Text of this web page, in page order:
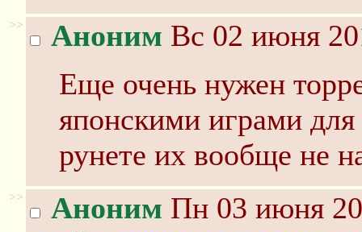
>> Аноним Вс 02 июня
Еще очень нужен
японскими играми
рунете их вообще не
>> Аноним Пн 03 июня